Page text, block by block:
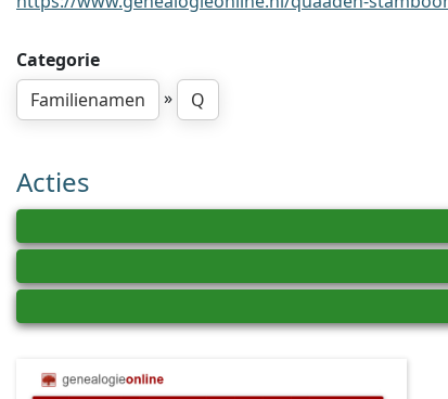
Categorie
Familienamen
» Q
Acties